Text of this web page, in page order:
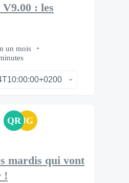
: les
un mois
QR JG
mardis qui vont
!